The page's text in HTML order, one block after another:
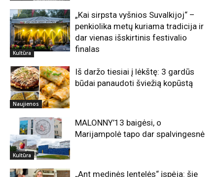
Kultūra
„Kai sirpsta vyšnios Suvalkijoj“ –
penkiolika metų kuriama tradicija ir
dar vienas išskirtinis festivalio
finalas
Naujienos
Iš daržo tiesiai į lėkštę: 3 gardūs
būdai panaudoti šviežią kopūstą
Kultūra
MALONNY’13 baigėsi, o
Marijampolė tapo dar spalvingesnė
„Ant medinės lentelės“ įspėja: šie